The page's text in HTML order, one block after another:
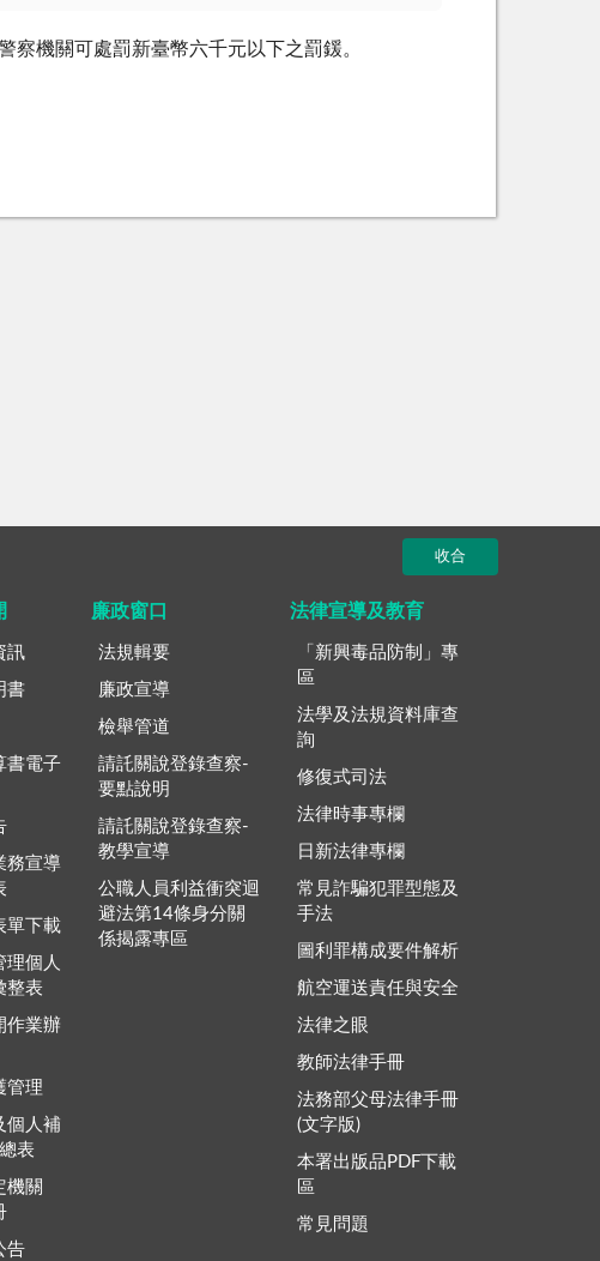
機關可處罰新臺幣六千元以下之罰鍰。
收合
訊
書
書電子
務宣導
單下載
理個人
整表
作業辦
管理
個人補
表
機關
告
廉政窗口
法規輯要
廉政宣導
檢舉管道
請託關說登錄查察-
要點說明
請託關說登錄查察-
教學宣導
公職人員利益衝突迴
避法第14條身分關
係揭露專區
法律宣導及教育
「新興毒品防制」專
區
法學及法規資料庫查
詢
修復式司法
法律時事專欄
日新法律專欄
常見詐騙犯罪型態及
手法
圖利罪構成要件解析
航空運送責任與安全
法律之眼
教師法律手冊
法務部父母法律手冊
(文字版)
本署出版品PDF下載
區
常見問題